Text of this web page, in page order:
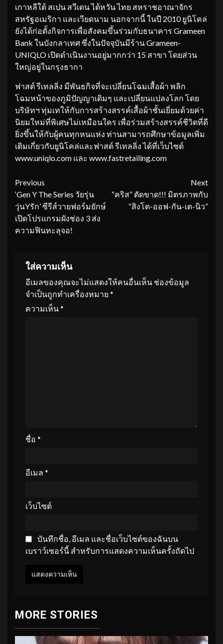
เกาหลีใต้ สเปน สวีเดน ไต้หวัน ไทย สหราชอาณาจักร
สหรัฐอเมริกา และเวียดนาม นอกจากนี้ ในปี 2010 ยูนิโคล่
ยังได้ก่อตั้งกิจการเพื่อสังคมขึ้นร่วมกับธนาคาร Grameen
Bank ในบังกลาเทศ ซึ่งในปัจจุบันมีร้าน Grameen-
UNIQLO เปิดดำเนินงานอยู่มากกว่า 15 สาขา โดยส่วน
ใหญ่อยู่ในกรุงธากา
ฟาสต์ รีเทลลิ่ง มีพันธกิจที่จะเปลี่ยนโฉมเสื้อผ้า พลิก
โฉมหน้าของภูมิปัญญาเดิมๆ และเปลี่ยนแปลงโลก โดย
บริษัทฯ ทุ่มเทให้กับการสร้างสรรค์เสื้อผ้าชั้นเยี่ยมด้วยค่า
นิยมใหม่ที่พิเศษไม่เหมือนใคร เพื่อร่วมสร้างสรรค์ชีวิตที่ดี
ยิ่งขึ้นให้กับผู้คนทุกหนแห่ง ท่านสามารถศึกษาข้อมูลเพิ่ม
เติมเกี่ยวกับยูนิโคล่และฟาสต์ รีเทลลิ่ง ได้ที่เว็บไซต์
www.uniqlo.com และ www.fastretailing.com
Continue
Reading
Previous
‘Gen Y The Series วัยรุ่น
วุ่นYรัก’ ซีรีส์วายฟอร์มยักษ์
เปิดโปรแกรมผังช่อง 3 ส่ง
ความฟินทะลุจอ!
Next
“คริส” ตัดขาด!!! มิตรภาพกับ
“สิงโต-ออฟ-กัน-เต-นิว”
ใส่ความเห็น
อีเมลของคุณจะไม่แสดงให้คนอื่นเห็น ช่องข้อมูล
จำเป็นถูกทำเครื่องหมาย *
ความเห็น*
ชื่อ *
อีเมล *
เว็บไซต์
บันทึกชื่อ, อีเมล และชื่อเว็บไซต์ของฉันบน
เบราว์เซอร์นี้ สำหรับการแสดงความเห็นครั้งถัดไป
MORE STORIES